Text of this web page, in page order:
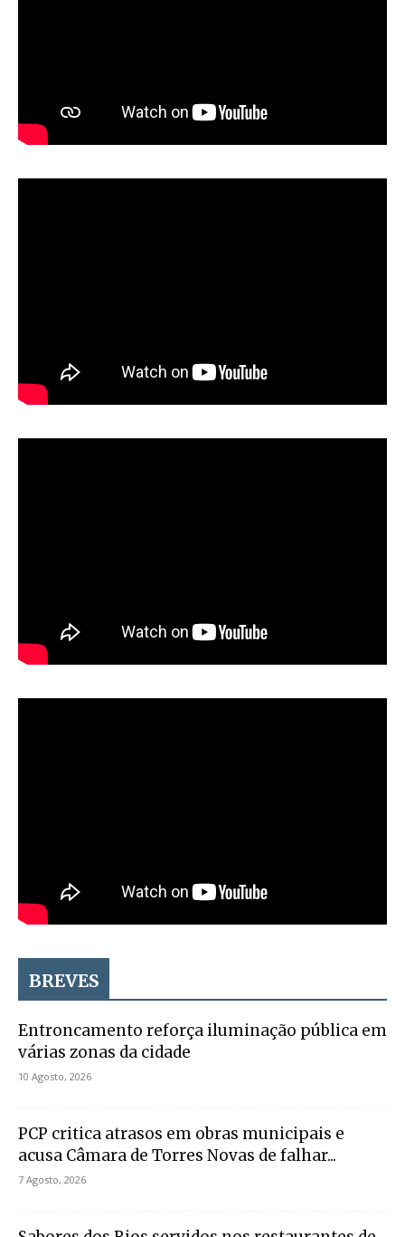
BREVES
Entroncamento reforça iluminação pública em
várias zonas da cidade
10 Agosto, 2026
PCP critica atrasos em obras municipais e
acusa Câmara de Torres Novas de falhar...
7 Agosto, 2026